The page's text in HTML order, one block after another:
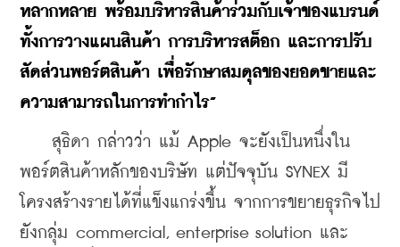
หลากหลาย พร้อมบริหารสินค้าร่วมกับเจ้าของแบรนด์
ทั้งการวางแผนสินค้า การบริหารสต็อก และการปรับ
สัดส่วนพอร์ตสินค้า เพื่อรักษาสมดุลของยอดขายและ
ความสามารถในการทำกำไร”
สุธิดา กล่าวว่า แม้ Apple จะยังเป็นหนึ่งใน
พอร์ตสินค้าหลักของบริษัท แต่ปัจจุบัน SYNEX มี
โครงสร้างรายได้ที่แข็งแกร่งขึ้น จากการขยายธุรกิจไป
ยังกลุ่ม commercial, enterprise solution และ